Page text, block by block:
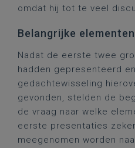
omdat hij tot te veel
Belangrijke
Nadat de eerste twee
hadden gepresenteerd
gedachtewisseling
gevonden, stelden de
de vraag naar welke
eerste presentaties
meegenomen worden